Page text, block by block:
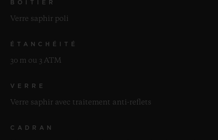
BOÎTIER
Verre saphir poli
ÉTANCHÉITÉ
30 m ou 3 ATM
VERRE
Verre saphir avec traitement anti-reflets
CADRAN